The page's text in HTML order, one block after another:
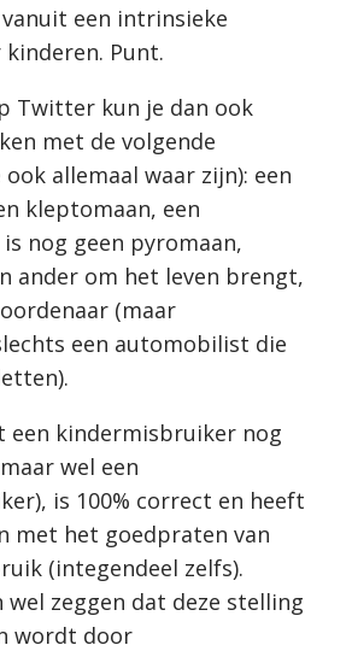
een intrinsieke
Punt.
Twitter kun je dan ook
met de volgende
allemaal waar zijn): een
kleptomaan, een
nog geen pyromaan,
ander om het leven brengt,
(maar
een automobilist die
een kindermisbruiker nog
wel een
is 100% correct en heeft
met het goedpraten van
(integendeel zelfs).
wel zeggen dat deze stelling
wordt door